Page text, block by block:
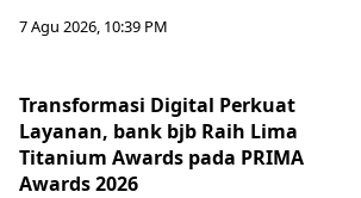
7 Agu 2026, 10:39 PM
Transformasi Digital Perkuat
Layanan, bank bjb Raih Lima
Titanium Awards pada PRIMA
Awards 2026